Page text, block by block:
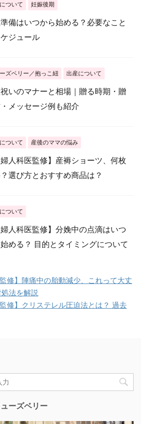
ついて 妊娠後期
備はいつから始める？必要なこと
ジュール
ズベリー／抱っこ紐 出産について
いのマナーと相場｜贈る時期・贈
・メッセージ例も紹介
ついて 産後のママの悩み
婦人科医監修】産褥ショーツ、何枚
選び方とおすすめ商品は？
ついて
婦人科医監修】分娩中の点滴はいつ
める？ 目的とタイミングについて
監修】陣痛中の胎動減少、これって大丈
法を解説
監修】クリステレル圧迫法とは？ 過去
ーズベリー